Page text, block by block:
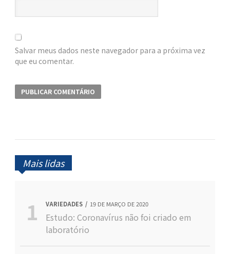
Salvar meus dados neste navegador para a próxima vez
que eu comentar.
Mais lidas
VARIEDADES 19 DE MARÇO DE 2020
Estudo: Coronavírus não foi criado em
laboratório